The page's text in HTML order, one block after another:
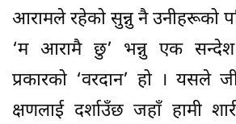
आरामले रहेको सुन्नु नै उनीहरूको
‘म आरामै छु’ भन्नु एक
प्रकारको ‘वरदान’ हो । यसले
क्षणलाई दर्शाउँछ जहाँ हामी